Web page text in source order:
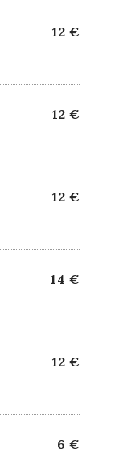
12 €
12 €
12 €
14 €
12 €
6 €